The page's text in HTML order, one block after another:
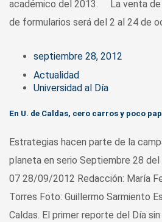
académico del 2013. La venta de
de formularios será del 2 al 24 de
septiembre 28, 2012
Actualidad
Universidad al Día
En U. de Caldas, cero carros y poco
Estrategias hacen parte de la
planeta en serio Septiembre 28
07 28/09/2012 Redacción: María
Torres Foto: Guillermo Sarmiento
Caldas. El primer reporte del Día